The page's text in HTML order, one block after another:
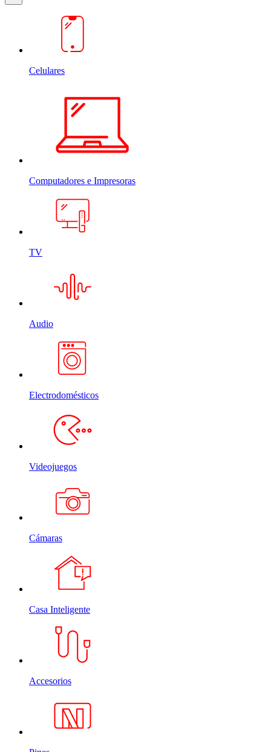
Celulares
Computadores e Impresoras
TV
Audio
Electrodomésticos
Videojuegos
Cámaras
Casa Inteligente
Accesorios